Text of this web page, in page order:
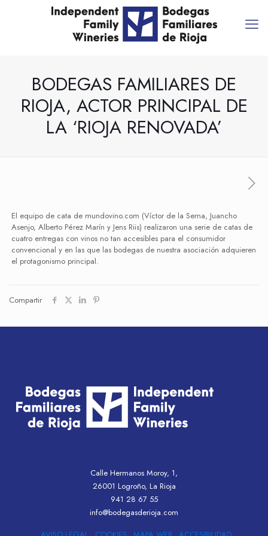
BODEGAS FAMILIARES DE
RIOJA, ACTOR PRINCIPAL DE
LA ‘RIOJA RENOVADA’
El equipo de cata de mundovino.com (Víctor de la Serna, Juancho
Asenjo, Alberto Pérez Marín y Jens Riis) realizaron una serie de catas de
cuatro entregas con vinos no tan accesibles para el consumidor
convencional y en las que las bodegas de nuestra asociación adquieren
el protagonismo principal.
Compartir
Calle Hermanos Moroy, 1,
26001 Logroño, La Rioja
941 28 67 55
info@bodegasderioja.com